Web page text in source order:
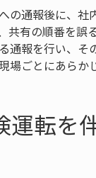
の通報後に、
共有の順番を
通報を行い、
場ごとにあら
運転を